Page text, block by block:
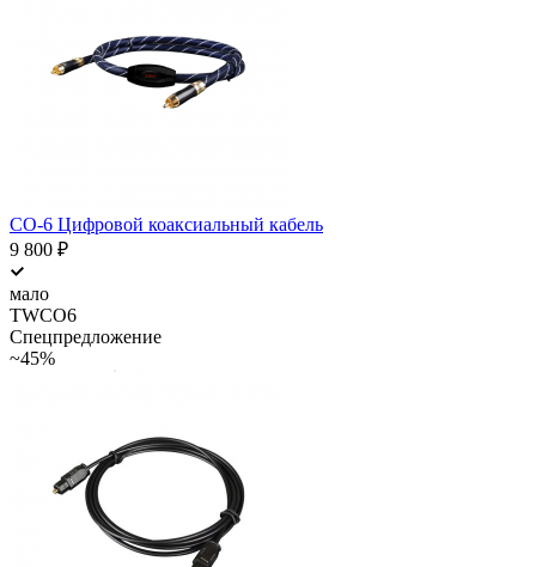
CO-6 Цифровой коаксиальный кабель
9 800 ₽
мало
TWCO6
Спецпредложение
~45%